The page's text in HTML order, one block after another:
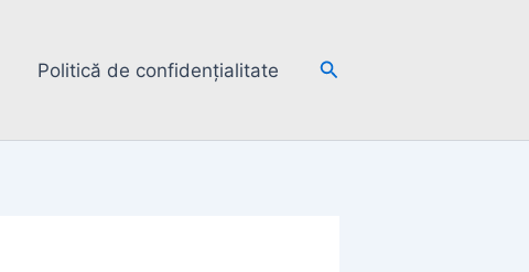
Politică de confidențialitate Search